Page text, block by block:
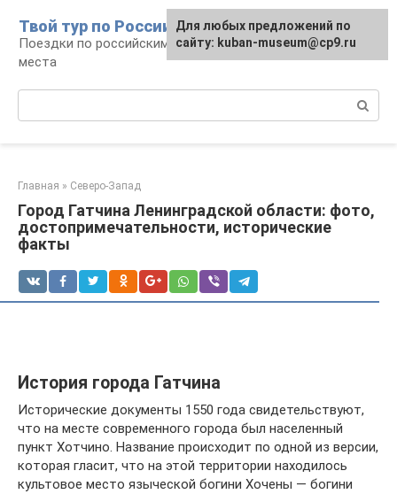
контенту
Твой тур по России
Поездки по российским городам, маршруты и
места
Главная » Северо-Запад
Город Гатчина Ленинградской области: фото,
достопримечательности, исторические
факты
История города Гатчина
Исторические документы 1550 года свидетельствуют,
что на месте современного города был населенный
пункт Хотчино. Название происходит по одной из версии,
которая гласит, что на этой территории находилось
культовое место языческой богини Хочены — богини
Для любых предложений по
сайту: kuban-museum@cp9.ru